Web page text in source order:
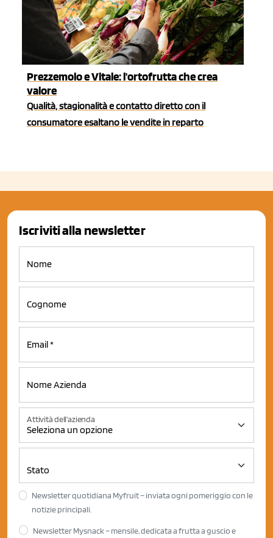
Prezzemolo e Vitale: l'ortofrutta che crea
valore
Qualità, stagionalità e contatto diretto con il
consumatore esaltano le vendite in reparto
Iscriviti alla newsletter
Attività dell'azienda
Newsletter quotidiana Myfruit – inviata ogni pomeriggio con le
notizie principali.
Newsletter Mysnack – mensile, dedicata a frutta a guscio e